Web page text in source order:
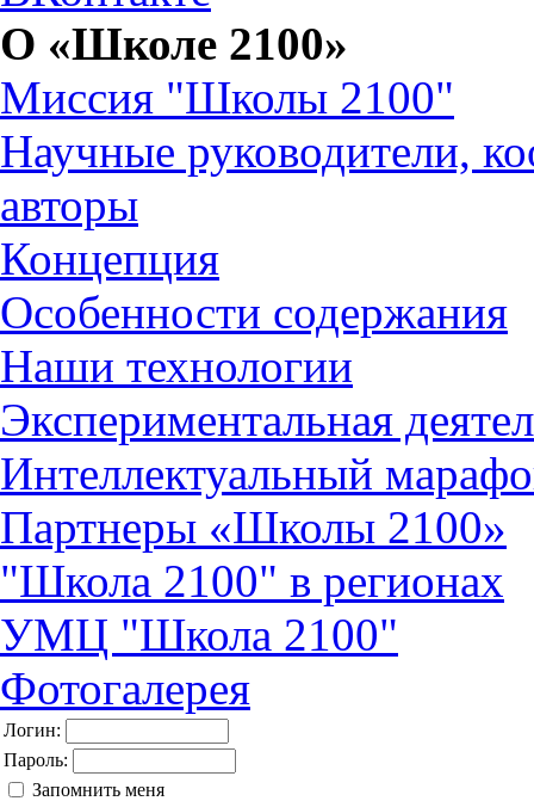
О «Школе 2100»
Миссия "Школы 2100"
Научные руководители,
авторы
Концепция
Особенности содержания
Наши технологии
Экспериментальная
Интеллектуальный
Партнеры «Школы 2100»
"Школа 2100" в регионах
УМЦ "Школа 2100"
Фотогалерея
Логин:
Пароль:
Запомнить меня